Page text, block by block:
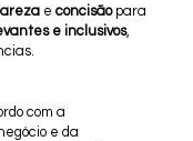
e concisão para
e inclusivos,
com a
e da